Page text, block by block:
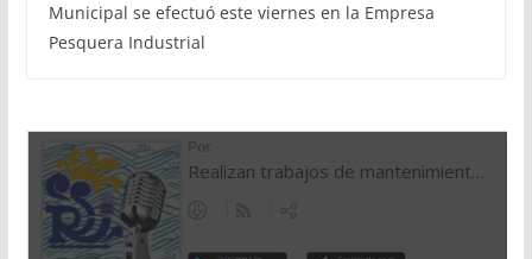
Municipal se efectuó este viernes en la Empresa
Pesquera Industrial